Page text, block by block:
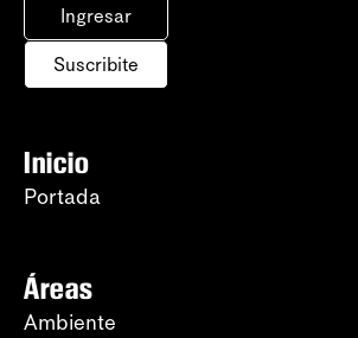
Ingresar
Suscribite
Inicio
Portada
Áreas
Ambiente